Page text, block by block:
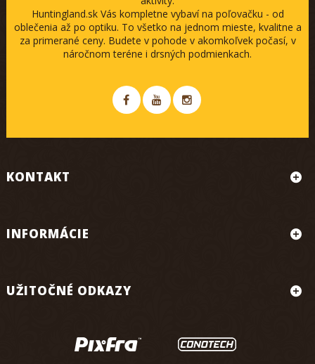
Huntingland.sk Vás kompletne vybaví na poľovačku - od
oblečenia až po optiku. To všetko na jednom mieste, kvalitne a
za primerané ceny. Budete v pohode v akomkoľvek počasí, v
náročnom teréne i drsných podmienkach.
KONTAKT
INFORMÁCIE
UŽITOČNÉ ODKAZY